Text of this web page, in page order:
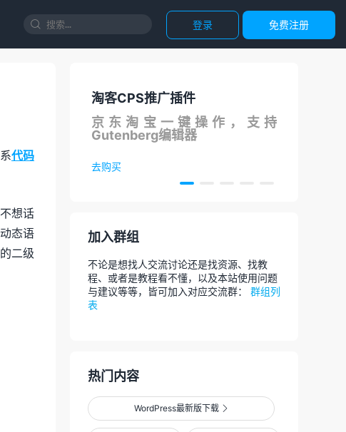
登录 免费注册

代码
想话
态语
二级
淘客CPS推广插件
京东淘宝一键操作，支持
Gutenberg编辑器
调用ChatGPT
加入群组
不论是想找人交流讨论还是找资源、找教
程、或者是教程看不懂，以及本站使用问题
与建议等等，皆可加入对应交流群： 群组列
表
热门内容
WordPress最新版下载 